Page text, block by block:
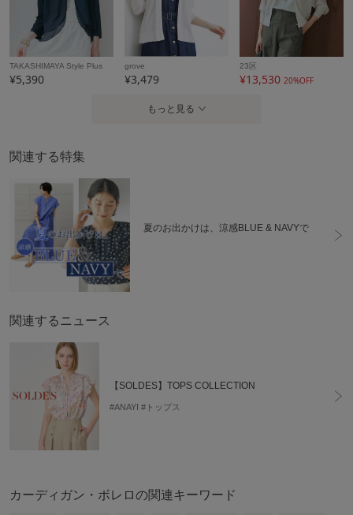
TAKASHIMAYA Style Plus
¥5,390
grove
¥3,479
23区
¥13,53020%OFF
もっと見る
関連する特集
夏のお出かけは、涼感BLUE & NAVYで
関連するニュース
【SOLDES】TOPS COLLECTION
#ANAYI #トップス
カーディガン・ボレロの関連キーワード